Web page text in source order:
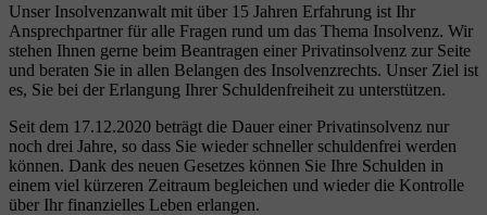
Unser Insolvenzanwalt mit über 15 Jahren Erfahrung ist Ihr
Ansprechpartner für alle Fragen rund um das Thema Insolvenz. Wir
stehen Ihnen gerne beim Beantragen einer Privatinsolvenz zur Seite
und beraten Sie in allen Belangen des Insolvenzrechts. Unser Ziel ist
es, Sie bei der Erlangung Ihrer Schuldenfreiheit zu unterstützen.
Seit dem 17.12.2020 beträgt die Dauer einer Privatinsolvenz nur
noch drei Jahre, so dass Sie wieder schneller schuldenfrei werden
können. Dank des neuen Gesetzes können Sie Ihre Schulden in
einem viel kürzeren Zeitraum begleichen und wieder die Kontrolle
über Ihr finanzielles Leben erlangen.